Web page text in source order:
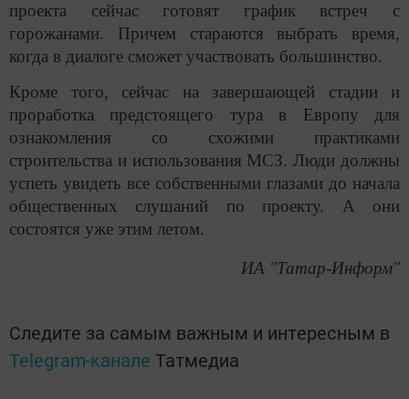
проекта сейчас готовят график встреч с
горожанами. Причем стараются выбрать время,
когда в диалоге сможет участвовать большинство.
Кроме того, сейчас на завершающей стадии и
проработка предстоящего тура в Европу для
ознакомления со схожими практиками
строительства и использования МСЗ. Люди должны
успеть увидеть все собственными глазами до начала
общественных слушаний по проекту. А они
состоятся уже этим летом.
ИА "Татар-Информ"
Следите за самым важным и интересным в
Telegram-канале Татмедиа